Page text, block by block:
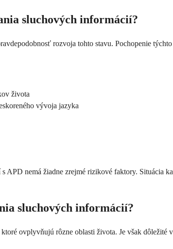
sluchových informácií?
rozvoja tohto stavu. Pochopenie
života
vývoja jazyka
nemá žiadne zrejmé rizikové faktory. Situácia
sluchových informácií?
ovplyvňujú rôzne oblasti života. Je však